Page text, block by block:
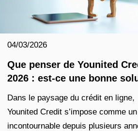
04/03/2026
Que penser de Younited
2026 : est-ce une bonne
Dans le paysage du crédit en ligne,
Younited Credit s’impose comme
incontournable depuis plusieurs